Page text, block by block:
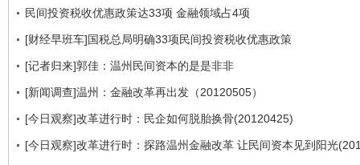
民间投资税收优惠政策达33项 金融领域占4项
[财经早班车]国税总局明确33项民间投资税收优惠政策
[记者归来]郭佳：温州民间资本的是是非非
[新闻调查]温州：金融改革再出发（20120505）
[今日观察]改革进行时：民企如何脱胎换骨(20120425)
[今日观察]改革进行时：探路温州金融改革 让民间资本见到阳光